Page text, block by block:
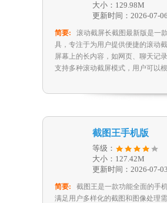
大小：129.98M
更新时间：2026-07-06
简要:
滚动截屏长截图最新版是一
具，专注于为用户提供便捷的滚动
屏幕上的长内容，如网页、聊天记
支持多种滚动截屏模式，用户可以
截图王手机版
等级：
大小：127.42M
更新时间：2026-07-03
简要:
截图王是一款功能全面的手
满足用户多样化的截图和图像处理